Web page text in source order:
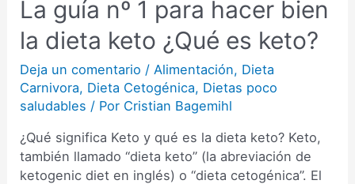
La guía nº 1 para hacer bien
la dieta keto ¿Qué es keto?
Deja un comentario / Alimentación, Dieta
Carnivora, Dieta Cetogénica, Dietas poco
saludables / Por Cristian Bagemihl
¿Qué significa Keto y qué es la dieta keto? Keto,
también llamado “dieta keto” (la abreviación de
ketogenic diet en inglés) o “dieta cetogénica”. El